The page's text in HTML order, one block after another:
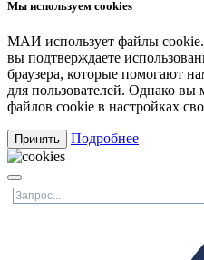
Мы используем cookies
МАИ использует файлы
вы подтверждаете
браузера, которые помогают
для пользователей. Однако вы
файлов cookie в настройках
Принять Подробнее